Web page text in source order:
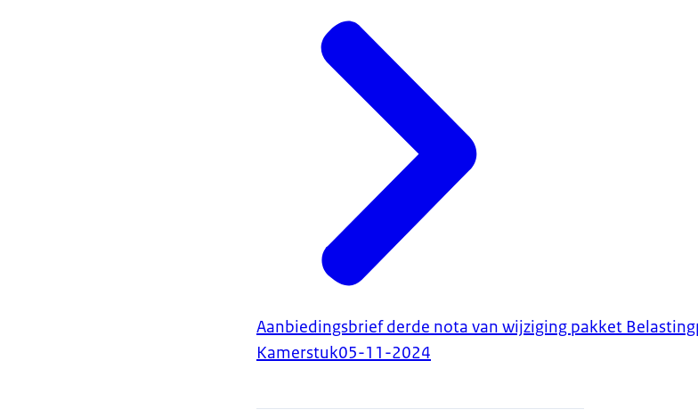
Aanbiedingsbrief derde nota van wijziging pakket
Kamerstuk05-11-2024